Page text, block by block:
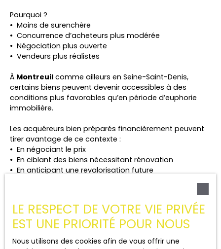
Pourquoi ?
Moins de surenchère
Concurrence d’acheteurs plus modérée
Négociation plus ouverte
Vendeurs plus réalistes
À Montreuil comme ailleurs en Seine-Saint-Denis,
certains biens peuvent devenir accessibles à des
conditions plus favorables qu’en période d’euphorie
immobilière.
Les acquéreurs bien préparés financièrement peuvent
tirer avantage de ce contexte :
En négociant le prix
En ciblant des biens nécessitant rénovation
En anticipant une revalorisation future
LE RESPECT DE VOTRE VIE PRIVÉE
EST UNE PRIORITÉ POUR NOUS
Nous utilisons des cookies afin de vous offrir une